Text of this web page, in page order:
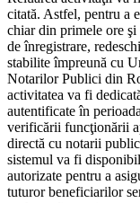
citată. Astfel, pentru a
chiar din primele ore şi
de înregistrare,
stabilite împreună cu
Notarilor Publici din
activitatea va fi
autentificate în
verificării funcţionării
directă cu notarii
sistemul va fi
autorizate pentru a
tuturor beneficiarilor